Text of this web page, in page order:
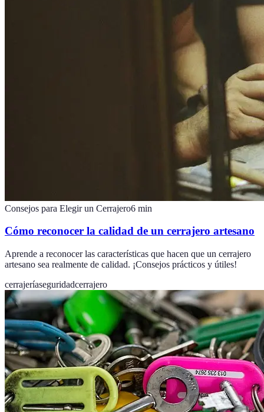
Consejos para Elegir un Cerrajero6 min
Cómo reconocer la calidad de un cerrajero artesano
Aprende a reconocer las características que hacen que un cerrajero
artesano sea realmente de calidad. ¡Consejos prácticos y útiles!
cerrajeríaseguridadcerrajero